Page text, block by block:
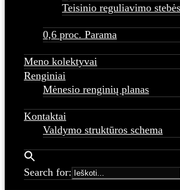
Teisinio reguliavimo
0,6 proc. Parama
Meno kolektyvai
Renginiai
Mėnesio renginių planas
Kontaktai
Valdymo struktūros schema
Search for: